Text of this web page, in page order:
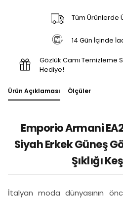
Tüm Ürünlerde
14 Gün İçinde
Gözlük Camı Temizleme
Hediye!
Ürün Açıklaması Ölçüler
Emporio Armani
Siyah Erkek Güneş
Şıklığı
İtalyan moda dünyasının